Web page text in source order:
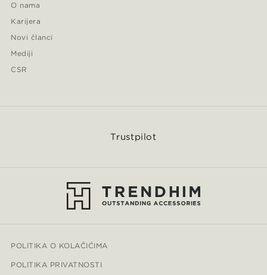
O nama
Karijera
Novi članci
Mediji
CSR
Trustpilot
POLITIKA O KOLAČIĆIMA
POLITIKA PRIVATNOSTI